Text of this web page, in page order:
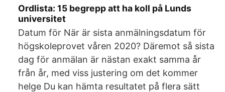
Ordlista: 15 begrepp att ha koll på Lunds
universitet
Datum för När är sista anmälningsdatum för
högskoleprovet våren 2020? Däremot så sista
dag för anmälan är nästan exakt samma år
från år, med viss justering om det kommer
helge Du kan hämta resultatet på flera sätt